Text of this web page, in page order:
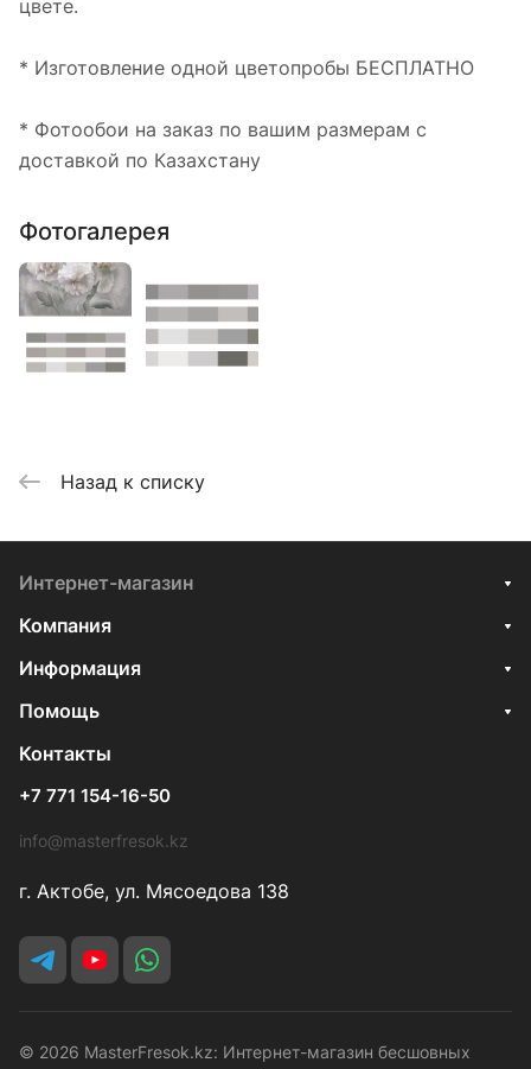
цвете.
* Изготовление одной цветопробы БЕСПЛАТНО
* Фотообои на заказ по вашим размерам с
доставкой по Казахстану
Фотогалерея
Назад к списку
Интернет-магазин
Компания
Информация
Помощь
Контакты
+7 771 154-16-50
info@masterfresok.kz
г. Актобе, ул. Мясоедова 138
© 2026 MasterFresok.kz: Интернет-магазин бесшовных